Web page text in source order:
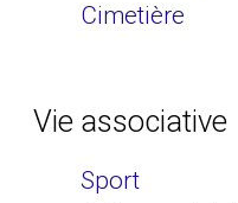
Cimetière
Vie associative
Sport